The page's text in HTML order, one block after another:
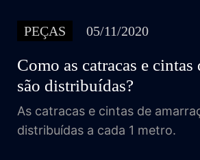
PEÇAS 05/11/2020
Como as catracas e cintas
são distribuídas?
As catracas e cintas de
distribuídas a cada 1 metro.